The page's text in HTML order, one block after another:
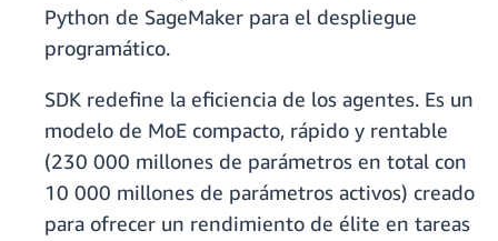
Python de SageMaker para el despliegue
programático.
SDK redefine la eficiencia de los agentes. Es un
modelo de MoE compacto, rápido y rentable
(230 000 millones de parámetros en total con
10 000 millones de parámetros activos) creado
para ofrecer un rendimiento de élite en tareas